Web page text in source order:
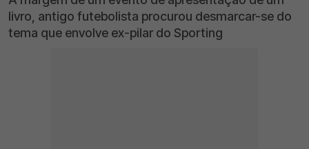
livro, antigo futebolista procurou desmarcar-se do
tema que envolve ex-pilar do Sporting